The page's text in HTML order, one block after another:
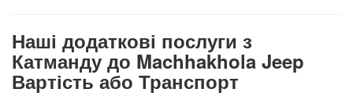
Наші додаткові послуги з
Катманду до Machhakhola Jeep
Вартість або Транспорт